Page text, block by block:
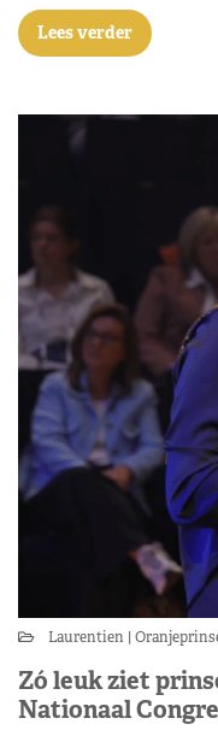
Lees verder
Laurentien
Zó leuk ziet
Nationaal